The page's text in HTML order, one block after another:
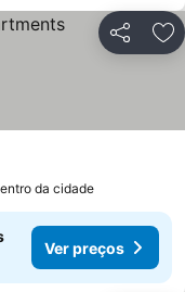
Partilhar
da cidade
Ver preços